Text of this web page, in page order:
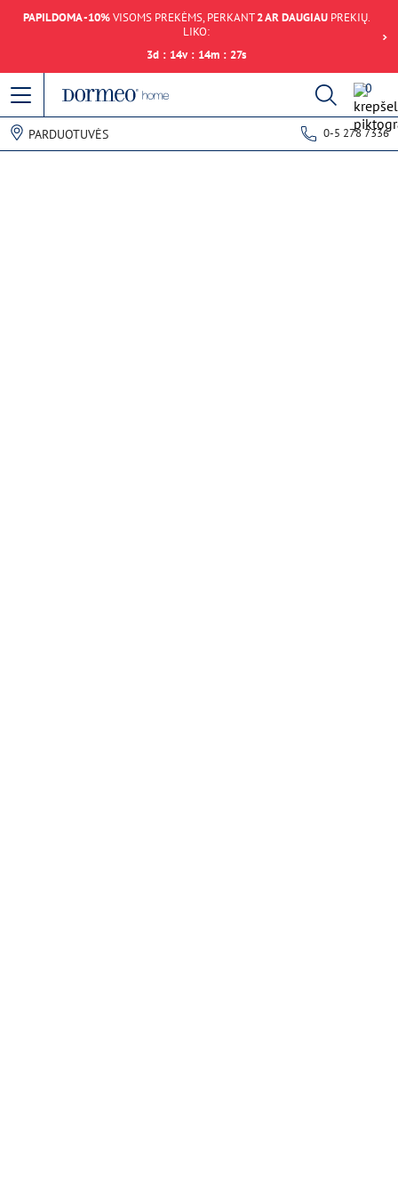
PAPILDOMA -10%VISOMS PREKĖMS, PERKANT2 AR DAUGIAUPREKIŲ.
LIKO:
3d : 14v : 14m : 27s
0
PARDUOTUVĖS 0-5 278 7336